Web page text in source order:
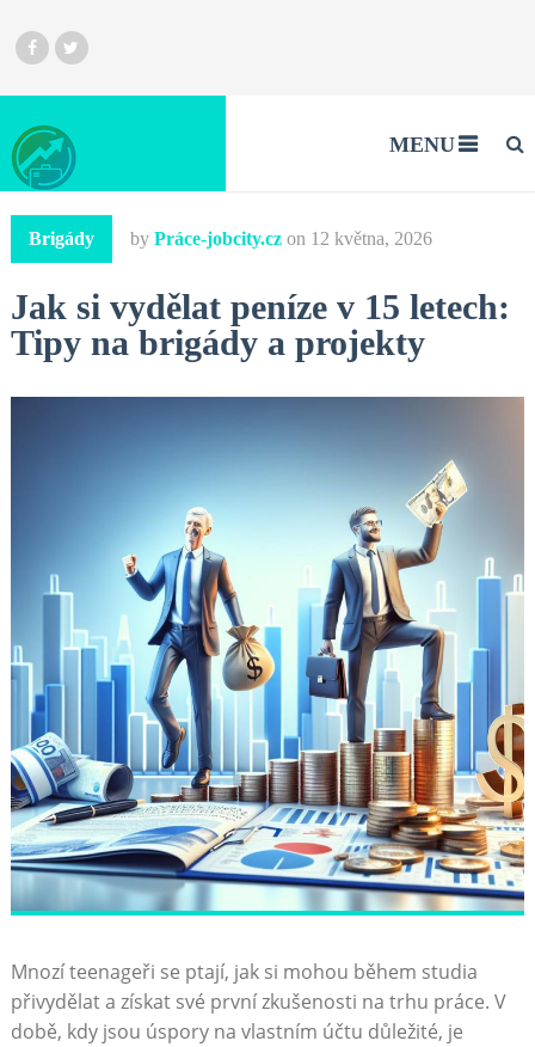
MENU
Brigády by Práce-jobcity.cz on 12 května, 2026
Jak si vydělat peníze v 15 letech:
Tipy na brigády a projekty
Mnozí teenageři se ptají, jak si mohou během studia
přivydělat a získat své první zkušenosti na trhu práce. V
době, kdy jsou úspory na vlastním účtu důležité, je